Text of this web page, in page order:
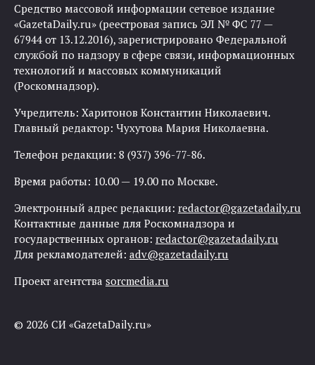
Средство массовой информации сетевое издание
«GazetaDaily.ru» (реестровая запись ЭЛ № ФС 77 —
67944 от 13.12.2016), зарегистрировано Федеральной
службой по надзору в сфере связи, информационных
технологий и массовых коммуникаций
(Роскомнадзор).
Учредитель: Харитонов Константин Николаевич.
Главный редактор: Чухутова Мария Николаевна.
Телефон редакции: 8 (937) 396-77-86.
Время работы: 10.00 — 19.00 по Москве.
Электронный адрес редакции: redactor@gazetadaily.ru
Контактные данные для Роскомнадзора и
государственных органов: redactor@gazetadaily.ru
Для рекламодателей: adv@gazetadaily.ru
Проект агентства sorcmedia.ru
© 2026 СИ «GazetaDaily.ru»